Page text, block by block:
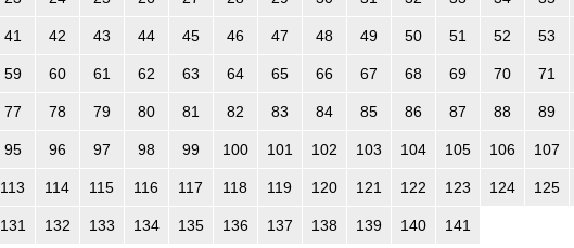
41 42 43 44 45 46 47 48 49 50 51 52 53
59 60 61 62 63 64 65 66 67 68 69 70 71
77 78 79 80 81 82 83 84 85 86 87 88 89
95 96 97 98 99 100 101 102 103 104 105 106 107
113 114 115 116 117 118 119 120 121 122 123 124 125
131 132 133 134 135 136 137 138 139 140 141